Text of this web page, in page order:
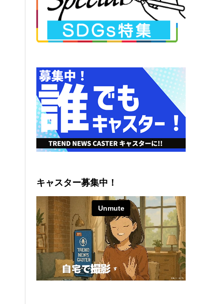
キャスター募集中！